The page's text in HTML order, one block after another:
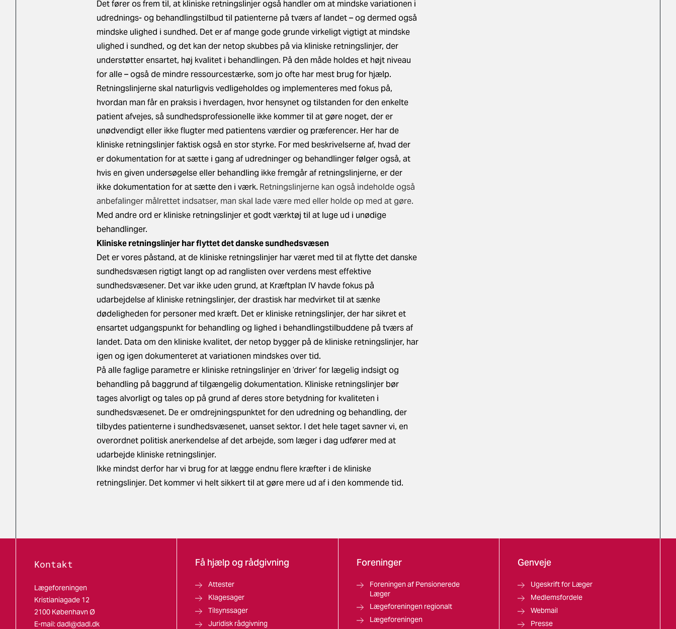
Det fører os frem til, at kliniske retningslinjerogså handler om at mindske variationen i
udrednings- og behandlingstilbud til patienterne på tværs af landet – og dermed også
mindske ulighed i sundhed. Det er af mange gode grunde virkeligt vigtigt at mindske
ulighed i sundhed, og det kan der netop skubbes på via kliniske retningslinjer, der
understøtter ensartet, høj kvalitet i behandlingen. På den måde holdes et højt niveau
for alle – også de mindre ressourcestærke, som jo ofte har mest brug for hjælp.
Retningslinjerne skal naturligvis vedligeholdes og implementeres med fokus på,
hvordan man får en praksis i hverdagen, hvor hensynet og tilstanden for den enkelte
patient afvejes, så sundhedsprofessionelle ikke kommer til at gøre noget, der er
unødvendigt eller ikke flugter med patientens værdier og præferencer. Her har de
kliniske retningslinjer faktisk også en stor styrke. For med beskrivelserne af, hvad der
er dokumentation for at sætte i gang af udredninger og behandlinger følger også, at
hvis en given undersøgelse eller behandling ikke fremgår af retningslinjerne, er der
ikke dokumentation for at sætte den i værk. Retningslinjerne kan også indeholde også
anbefalinger målrettet indsatser, man skal lade være med eller holde op med at gøre.
Med andre ord er kliniske retningslinjer et godt værktøj til at luge ud i unødige
behandlinger.
Kliniske retningslinjer har flyttet det danske sundhedsvæsen
Det er vores påstand, at de kliniske retningslinjer har været med til at flytte det danske
sundhedsvæsen rigtigt langt op ad ranglisten over verdens mest effektive
sundhedsvæsener. Det var ikke uden grund, at Kræftplan IV havde fokus på
udarbejdelse af kliniske retningslinjer, der drastisk har medvirket til at sænke
dødeligheden for personer med kræft. Det er kliniske retningslinjer, der har sikret et
ensartet udgangspunkt for behandling og lighed i behandlingstilbuddene på tværs af
landet. Data om den kliniske kvalitet, der netop bygger på de kliniske retningslinjer, har
igen og igen dokumenteret at variationen mindskes over tid.
På alle faglige parametre er kliniske retningslinjer en ’driver’ for lægelig indsigt og
behandling på baggrund af tilgængelig dokumentation. Kliniske retningslinjer bør
tages alvorligt og tales op på grund af deres store betydning for kvaliteten i
sundhedsvæsenet. De er omdrejningspunktet for den udredning og behandling, der
tilbydes patienterne i sundhedsvæsenet, uanset sektor. I det hele taget savner vi, en
overordnet politisk anerkendelse af det arbejde, som læger i dag udfører med at
udarbejde kliniske retningslinjer.
Ikke mindst derfor har vi brug for at lægge endnu flere kræfter i de kliniske
retningslinjer. Det kommer vi helt sikkert til at gøre mere ud af i den kommende tid.
Kontakt
Lægeforeningen
Kristianiagade 12
2100 København Ø
E-mail:dadl@dadl.dk
Få hjælp og rådgivning
Attester
Klagesager
Tilsynssager
Juridisk rådgivning
Foreninger
Foreningen af Pensionerede
Læger
Lægeforeningen regionalt
Lægeforeningen
Genveje
Ugeskrift for Læger
Medlemsfordele
Webmail
Presse